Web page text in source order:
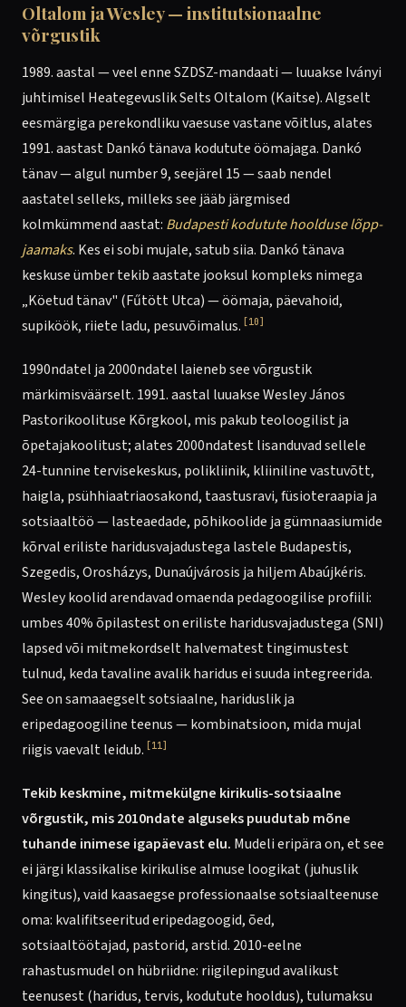
Oltalom ja Wesley — institutsionaalne
võrgustik
1989. aastal — veel enne SZDSZ-mandaati — luuakse Iványi
juhtimisel Heategevuslik Selts Oltalom (Kaitse). Algselt
eesmärgiga perekondliku vaesuse vastane võitlus, alates
1991. aastast Dankó tänava kodutute öömajaga. Dankó
tänav — algul number 9, seejärel 15 — saab nendel
aastatel selleks, milleks see jääb järgmised
kolmkümmend aastat: Budapesti kodutute hoolduse lõpp-
jaamaks. Kes ei sobi mujale, satub siia. Dankó tänava
keskuse ümber tekib aastate jooksul kompleks nimega
„Köetud tänav" (Fűtött Utca) — öömaja, päevahoid,
supiköök, riiete ladu, pesuvõimalus. [10]
1990ndatel ja 2000ndatel laieneb see võrgustik
märkimisväärselt. 1991. aastal luuakse Wesley János
Pastorikoolituse Kõrgkool, mis pakub teoloogilist ja
õpetajakoolitust; alates 2000ndatest lisanduvad sellele
24-tunnine tervisekeskus, polikliinik, kliiniline vastuvõtt,
haigla, psühhiaatriaosakond, taastusravi, füsioteraapia ja
sotsiaaltöö — lasteaedade, põhikoolide ja gümnaasiumide
kõrval eriliste haridusvajadustega lastele Budapestis,
Szegedis, Orosházys, Dunaújvárosis ja hiljem Abaújkéris.
Wesley koolid arendavad omaenda pedagoogilise profiili:
umbes 40% õpilastest on eriliste haridusvajadustega (SNI)
lapsed või mitmekordselt halvematest tingimustest
tulnud, keda tavaline avalik haridus ei suuda integreerida.
See on samaaegselt sotsiaalne, hariduslik ja
eripedagoogiline teenus — kombinatsioon, mida mujal
riigis vaevalt leidub. [11]
Tekib keskmine, mitmekülgne kirikulis-sotsiaalne
võrgustik, mis 2010ndate alguseks puudutab mõne
tuhande inimese igapäevast elu. Mudeli eripära on, et see
ei järgi klassikalise kirikulise almuse loogikat (juhuslik
kingitus), vaid kaasaegse professionaalse sotsiaalteenuse
oma: kvalifitseeritud eripedagoogid, õed,
sotsiaaltöötajad, pastorid, arstid. 2010-eelne
rahastusmudel on hübriidne: riigilepingud avalikust
teenusest (haridus, tervis, kodutute hooldus), tulumaksu